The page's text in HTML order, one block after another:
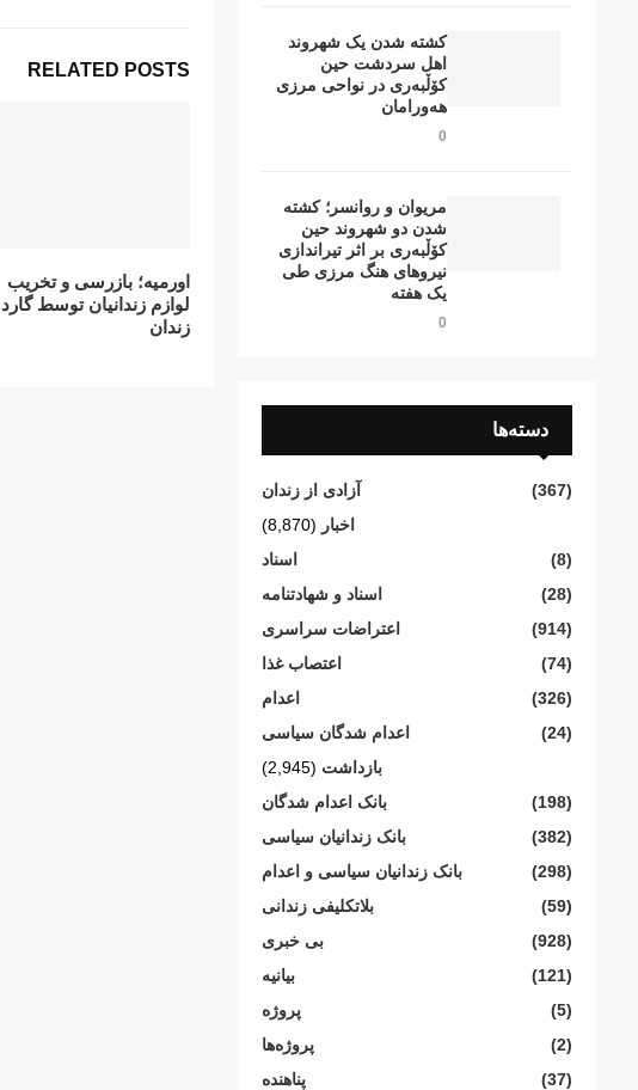
RELATED POSTS
اورمیه؛ بازرسی و تخریب
لوازم زندانیان توسط گارد
زندان
کشتە شدن یک شهروند
اهل سردشت حین
کۆڵبەری در نواحی مرزی
هەورامان
0
مریوان و روانسر؛ کشته
شدن دو شهروند حین
کۆڵبەری بر اثر تیراندازی
نیروهای هنگ مرزی طی
یک هفته
0
دسته‌ها
آزادی از زندان
(367)
اخبار (8,870)
اسناد
(8)
اسناد و شهادتنامە
(28)
اعتراضات سراسری
(914)
اعتصاب غذا
(74)
اعدام
(326)
اعدام شدگان سیاسی
(24)
بازداشت (2,945)
بانک اعدام شدگان
(198)
بانک زندانیان سیاسی
(382)
بانک زندانیان سیاسی و اعدام
(298)
بلاتکلیفی زندانی
(59)
بی خبری
(928)
بیانیە
(121)
پروژە
(5)
پروژەها
(2)
پناهنده
(37)